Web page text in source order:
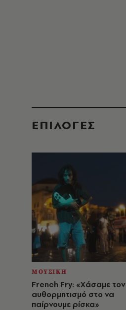
EΠΙΛΟΓΈΣ
ΜΟΥΣΙΚΗ
French Fry: «Χάσαμε τον
αυθορμητισμό στο να
παίρνουμε ρίσκα»